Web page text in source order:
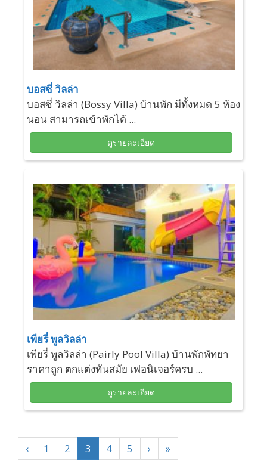
บอสซี่ วิลล่า
บอสซี่ วิลล่า (Bossy Villa) บ้านพัก มีทั้งหมด 5 ห้อง
นอน สามารถเข้าพักได้ ...
ดูรายละเอียด
เพียรี่ พูลวิลล่า
เพียรี่ พูลวิลล่า (Pairly Pool Villa) บ้านพักพัทยา
ราคาถูก ตกแต่งทันสมัย เฟอนิเจอร์ครบ ...
ดูรายละเอียด
‹ 1 2 3 4 5 › »